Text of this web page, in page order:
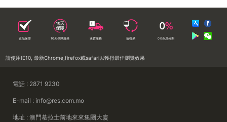
正品保障 10天保障服務 送貨服務 落樓易 0%免息分期
請使用IE10, 最新Chrome,firefox或safari以獲得最佳瀏覽效果
電話 : 2871 9230
E-mail : info@res.com.mo
地址 : 澳門慕拉士前地來來集團大廈